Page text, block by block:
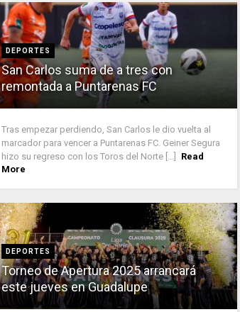
DEPORTES
San Carlos suma de a tres con
remontada a Puntarenas FC
Tras empezar perdiendo, San Carlos le dio vuelta al
marcador para vencer a Puntarenas FC. Geiner Segura
hizo su regreso con los Toros del Norte [...]
Read
More
DEPORTES
Torneo de Apertura 2025 arrancará
este jueves en Guadalupe